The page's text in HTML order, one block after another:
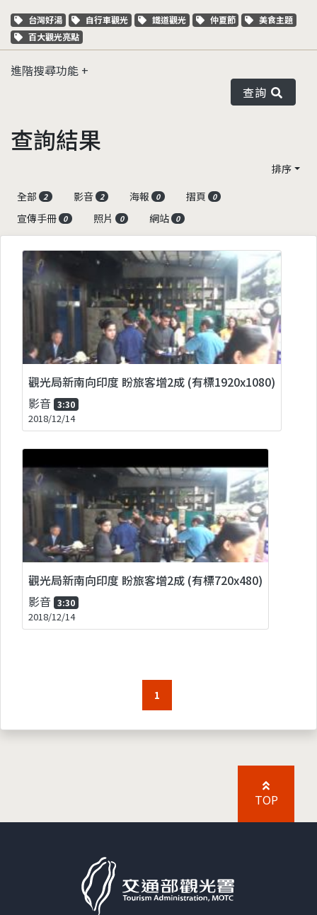
關鍵字標籤
台灣好湯 關鍵字標籤
自行車觀光 關鍵字標籤
鐵道觀光 關鍵字標籤
仲夏節 關鍵字標籤
美食主題
關鍵字標籤
百大觀光亮點
進階搜尋功能
查詢
查詢結果
排序
全部
2 影音 2 海報 0 摺頁 0
宣傳手冊 0 照片 0 網站 0
觀光局新南向印度 盼旅客增2成 (有標1920x1080)
影音 3:30
2018/12/14
觀光局新南向印度 盼旅客增2成 (有標720x480)
影音 3:30
2018/12/14
1
TOP